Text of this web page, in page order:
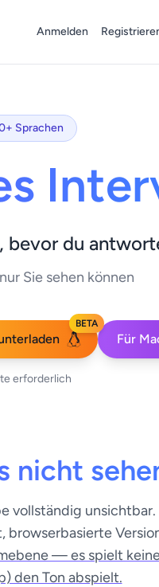
Anmelden
Sprachen
bevor du
Sie sehen können
BETA
Für
erforderlich
nicht
vollständig
— es spielt
den Ton abspielt.